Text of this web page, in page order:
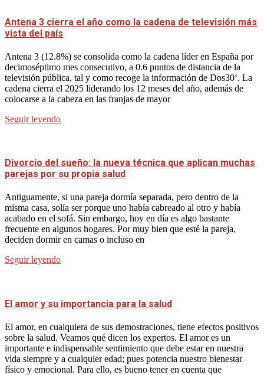
Antena 3 cierra el año como la cadena de televisión más
vista del país
Antena 3 (12.8%) se consolida como la cadena líder en España por
decimoséptimo mes consecutivo, a 0.6 puntos de distancia de la
televisión pública, tal y como recoge la información de Dos30‘. La
cadena cierra el 2025 liderando los 12 meses del año, además de
colocarse a la cabeza en las franjas de mayor
Seguir leyendo
Divorcio del sueño: la nueva técnica que aplican muchas
parejas por su propia salud
Antiguamente, si una pareja dormía separada, pero dentro de la
misma casa, solía ser porque uno había cabreado al otro y había
acabado en el sofá. Sin embargo, hoy en día es algo bastante
frecuente en algunos hogares. Por muy bien que esté la pareja,
deciden dormir en camas o incluso en
Seguir leyendo
El amor y su importancia para la salud
El amor, en cualquiera de sus demostraciones, tiene efectos positivos
sobre la salud. Veamos qué dicen los expertos. El amor es un
importante e indispensable sentimiento que debe estar en nuestra
vida siempre y a cualquier edad; pues potencia nuestro bienestar
físico y emocional. Para ello, es bueno tener en cuenta que